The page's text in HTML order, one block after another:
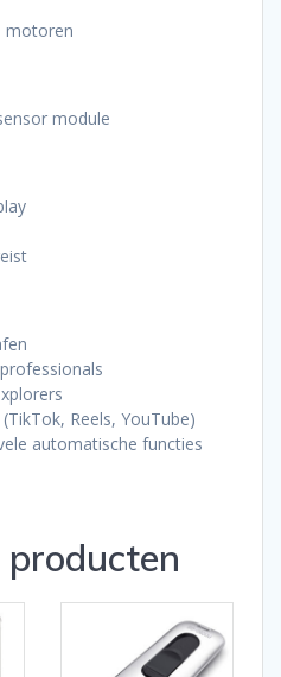
motoren
module
Reels, YouTube)
automatische functies
producten